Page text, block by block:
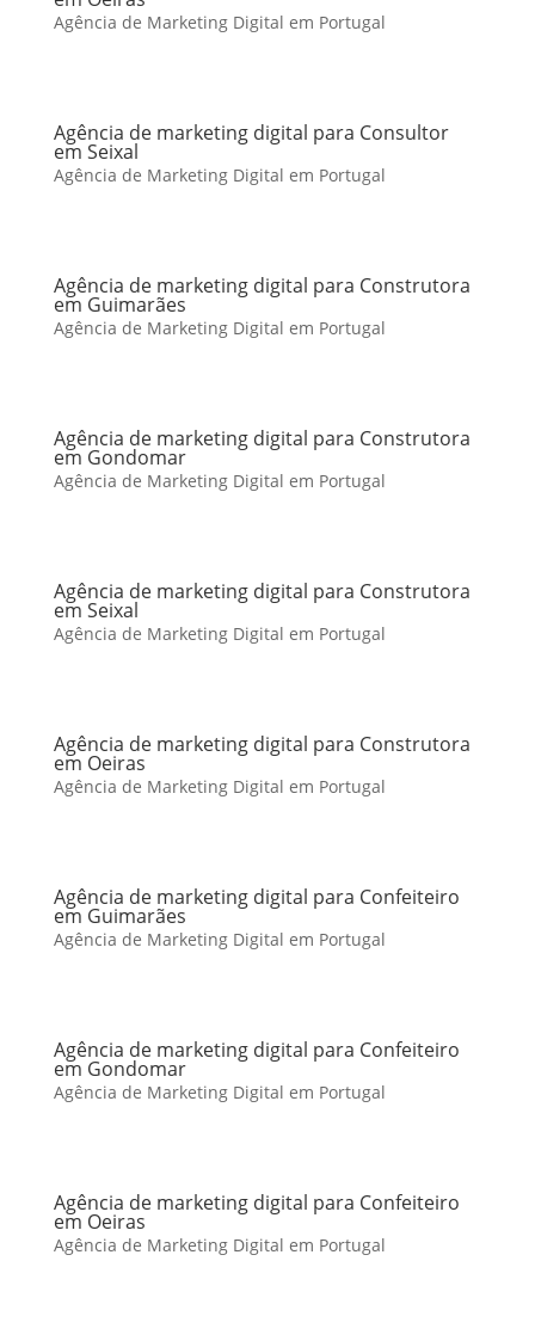
Agência de Marketing Digital em Portugal
Agência de marketing digital para Consultor
em Seixal
Agência de Marketing Digital em Portugal
Agência de marketing digital para Construtora
em Guimarães
Agência de Marketing Digital em Portugal
Agência de marketing digital para Construtora
em Gondomar
Agência de Marketing Digital em Portugal
Agência de marketing digital para Construtora
em Seixal
Agência de Marketing Digital em Portugal
Agência de marketing digital para Construtora
em Oeiras
Agência de Marketing Digital em Portugal
Agência de marketing digital para Confeiteiro
em Guimarães
Agência de Marketing Digital em Portugal
Agência de marketing digital para Confeiteiro
em Gondomar
Agência de Marketing Digital em Portugal
Agência de marketing digital para Confeiteiro
em Oeiras
Agência de Marketing Digital em Portugal